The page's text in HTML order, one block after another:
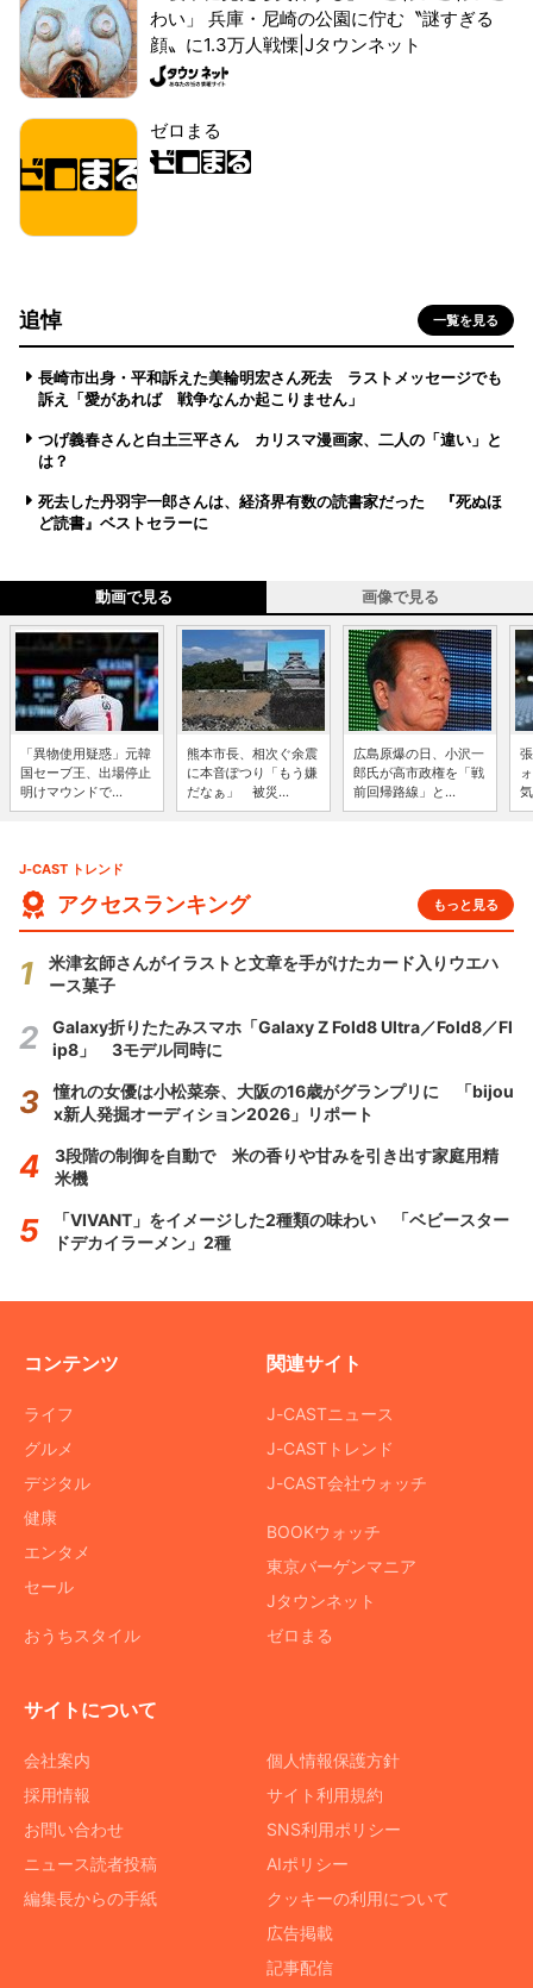
わい」 兵庫・尼崎の公園に佇む〝謎すぎる
顔〟に1.3万人戦慄|Jタウンネット
ゼロまる
追悼 一覧を見る
長崎市出身・平和訴えた美輪明宏さん死去 ラストメッセージでも
訴え「愛があれば 戦争なんか起こりません」
つげ義春さんと白土三平さん カリスマ漫画家、二人の「違い」と
は？
死去した丹羽宇一郎さんは、経済界有数の読書家だった 『死ぬほ
ど読書』ベストセラーに
動画で見る 画像で見る
「異物使用疑惑」元韓
国セーブ王、出場停止
明けマウンドで...
熊本市長、相次ぐ余震
に本音ぽつり「もう嫌
だなぁ」 被災...
広島原爆の日、小沢一
郎氏が高市政権を「戦
前回帰路線」と...
J-CAST トレンド
アクセスランキング もっと見る
米津玄師さんがイラストと文章を手がけたカード入りウエハ
ース菓子
Galaxy折りたたみスマホ「Galaxy Z Fold8 Ultra／Fold8／Fl
ip8」 3モデル同時に
憧れの女優は小松菜奈、大阪の16歳がグランプリに 「bijou
x新人発掘オーディション2026」リポート
3段階の制御を自動で 米の香りや甘みを引き出す家庭用精
米機
「VIVANT」をイメージした2種類の味わい 「ベビースター
ドデカイラーメン」2種
コンテンツ
ライフ
グルメ
デジタル
健康
エンタメ
セール
おうちスタイル
関連サイト
J-CASTニュース
J-CASTトレンド
J-CAST会社ウォッチ
BOOKウォッチ
東京バーゲンマニア
Jタウンネット
ゼロまる
サイトについて
会社案内
採用情報
お問い合わせ
ニュース読者投稿
編集長からの手紙
個人情報保護方針
サイト利用規約
SNS利用ポリシー
AIポリシー
クッキーの利用について
広告掲載
記事配信